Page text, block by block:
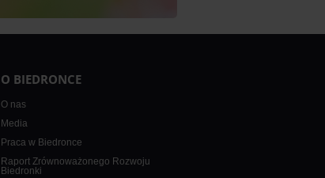
O BIEDRONCE
O nas
Media
Praca w Biedronce
Raport Zrównoważonego Rozwoju
Biedronki